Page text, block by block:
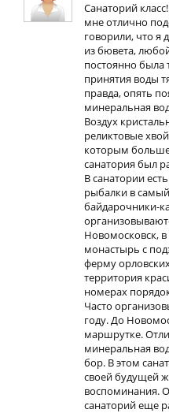
Санаторий
мне отлично
говорили, что я
из бювета,
постоянно была
принятия воды
правда, опять
минеральная
Воздух
реликтовые
которым больше
санатория был
В санатории
рыбалки в
байдарочники-
Новомосковск,
монастырь с
ферму
территория
номерах
Часто
году. До
маршрутке.
минеральная
бор. В этом
своей будущей
воспоминания.
санаторий еще